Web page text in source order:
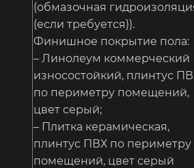
(обмазочная
(если требуется)).
Финишное покрытие пола:
– Линолеум коммерческий
износостойкий, плинтус
по периметру помещений,
цвет серый;
– Плитка керамическая,
плинтус ПВХ по периметру
помещений, цвет серый